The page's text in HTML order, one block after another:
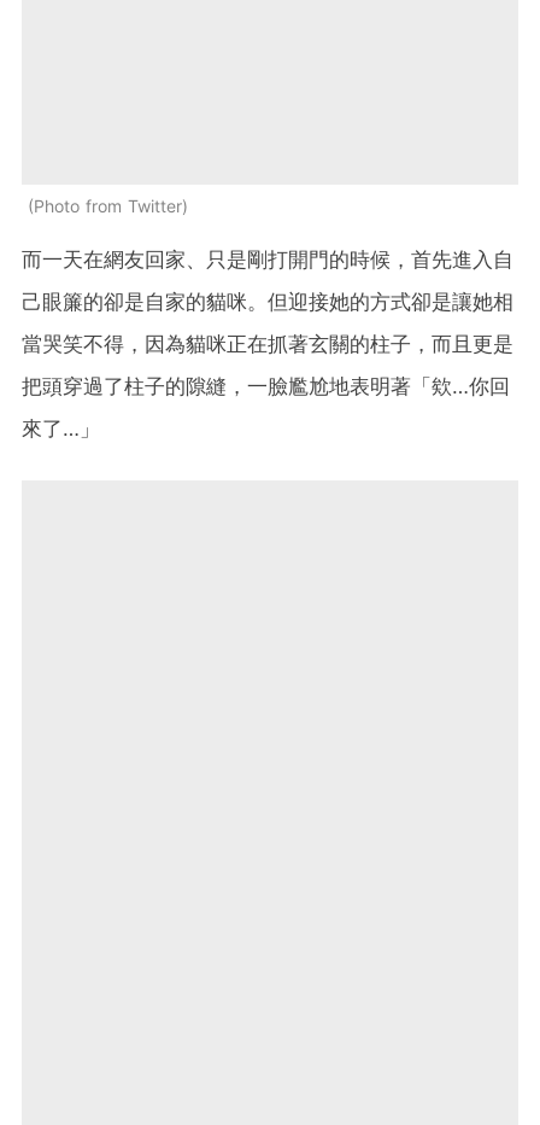
Photo from Twitter
而一天在網友回家、只是剛打開門的時候，首先進入自
己眼簾的卻是自家的貓咪。但迎接她的方式卻是讓她相
當哭笑不得，因為貓咪正在抓著玄關的柱子，而且更是
把頭穿過了柱子的隙縫，一臉尷尬地表明著「欸…你回
來了…」